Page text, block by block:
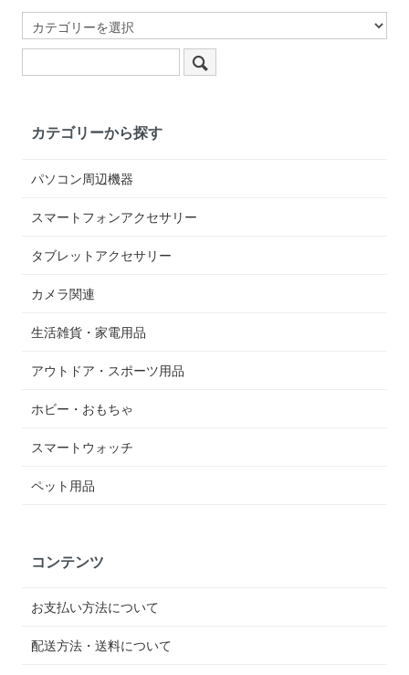
カテゴリーから探す
パソコン周辺機器
スマートフォンアクセサリー
タブレットアクセサリー
カメラ関連
生活雑貨・家電用品
アウトドア・スポーツ用品
ホビー・おもちゃ
スマートウォッチ
ペット用品
コンテンツ
お支払い方法について
配送方法・送料について